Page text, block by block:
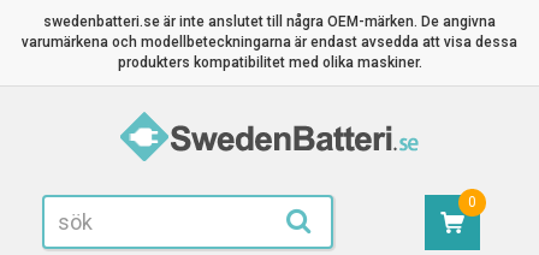
swedenbatteri.se är inte anslutet till några OEM-märken. De angivna
varumärkena och modellbeteckningarna är endast avsedda att visa dessa
produkters kompatibilitet med olika maskiner.
0